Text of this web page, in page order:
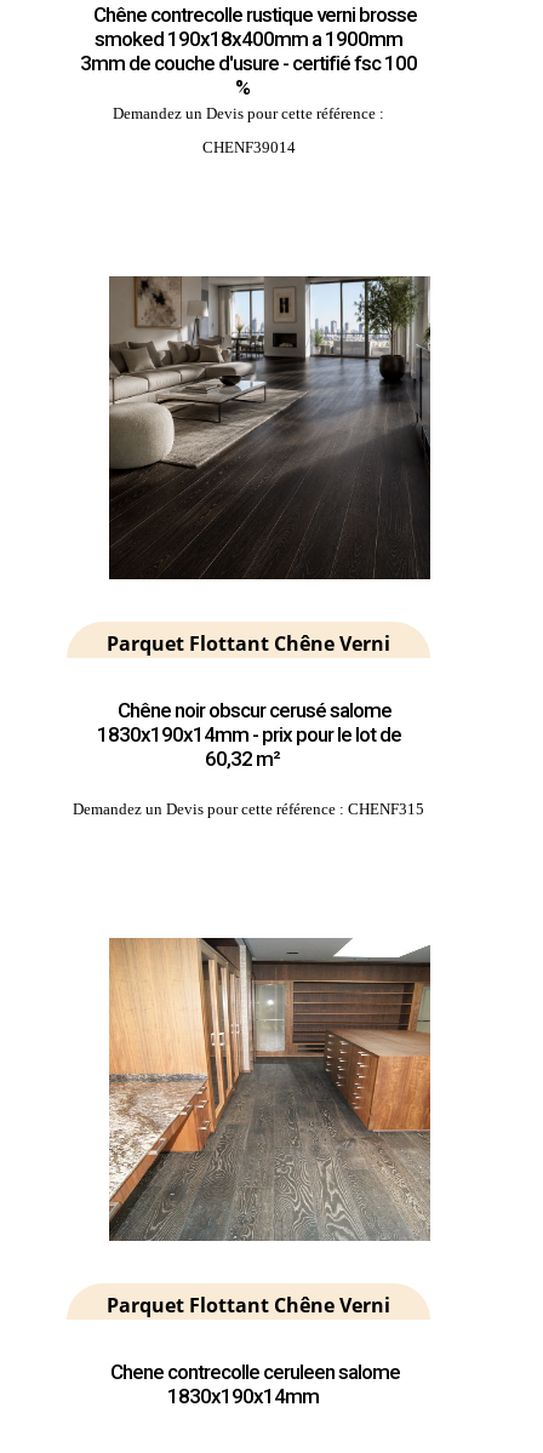
Chêne contrecolle rustique verni brosse
smoked 190x18x400mm a 1900mm
3mm de couche d'usure - certifié fsc 100
%
Demandez un Devis pour cette référence :
CHENF39014
Parquet Flottant Chêne Verni
Chêne noir obscur cerusé salome
1830x190x14mm - prix pour le lot de
60,32 m²
Demandez un Devis pour cette référence : CHENF315
Parquet Flottant Chêne Verni
Chene contrecolle ceruleen salome
1830x190x14mm